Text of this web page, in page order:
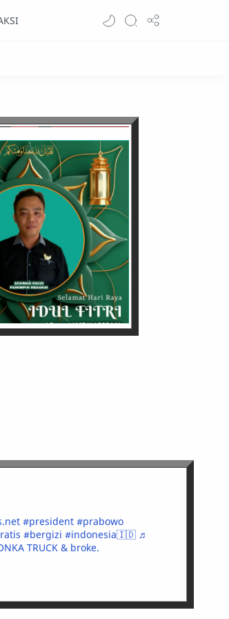
#president #prabowo
#bergizi #indonesia🇮🇩 ♬
TRUCK & broke.